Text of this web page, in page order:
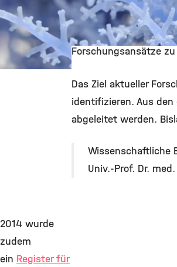
Forschungsansätze
Das Ziel aktueller
identifizieren. Aus
abgeleitet werden.
Wissenschaftliche
Univ.-Prof. Dr.
2014 wurde
zudem
ein Register für